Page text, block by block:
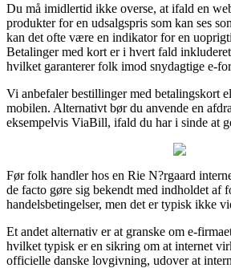
Du må imidlertid ikke overse, at ifald en
produkter for en udsalgspris som kan ses
kan det ofte være en indikator for en
Betalinger med kort er i hvert fald
hvilket garanterer folk imod snydagtige e-
Vi anbefaler bestillinger med betalingskort
mobilen. Alternativt bør du anvende en
eksempelvis ViaBill, ifald du har i sinde at
Før folk handler hos en Rie N?rgaard
de facto gøre sig bekendt med indholdet af
handelsbetingelser, men det er typisk ikke
Et andet alternativ er at granske om e-
hvilket typisk er en sikring om at internet
officielle danske lovgivning, udover at